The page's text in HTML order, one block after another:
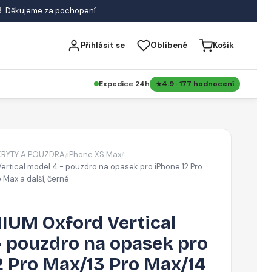
Děkujeme za pochopení.
Přihlásit se Oblíbené Košík
Expedice 24h 4.9 · 177 hodnocení
A POUZDRA/iPhone XS Max/
model 4 - pouzdro na opasek pro iPhone 12 Pro
Max a další, černé
Oxford Vertical
pouzdro na opasek pro
Pro Max/13 Pro Max/14